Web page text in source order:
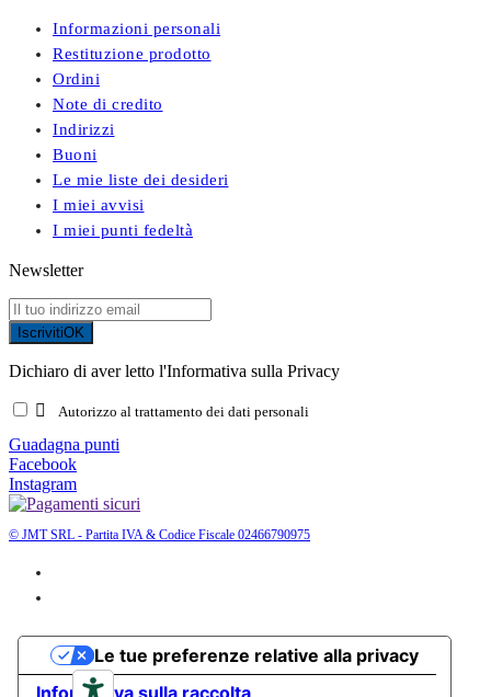
Informazioni personali
Restituzione prodotto
Ordini
Note di credito
Indirizzi
Buoni
Le mie liste dei desideri
I miei avvisi
I miei punti fedeltà
Newsletter
IscrivitiOK
Dichiaro di aver letto l'Informativa sulla Privacy
 Autorizzo al trattamento dei dati personali
Guadagna punti
Facebook
Instagram
© JMT SRL - Partita IVA & Codice Fiscale 02466790975
Le tue preferenze relative alla privacy